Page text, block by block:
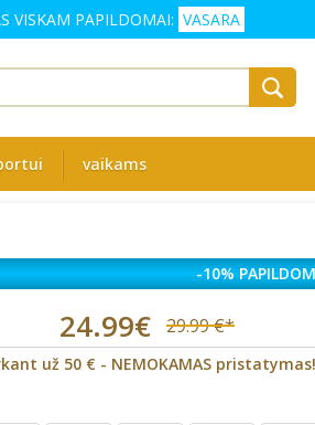
VISKAM PAPILDOMAI: VASARA
vaikams
-10%
24.99€ 29.99 €*
už 50 € - NEMOKAMAS pristatymas!